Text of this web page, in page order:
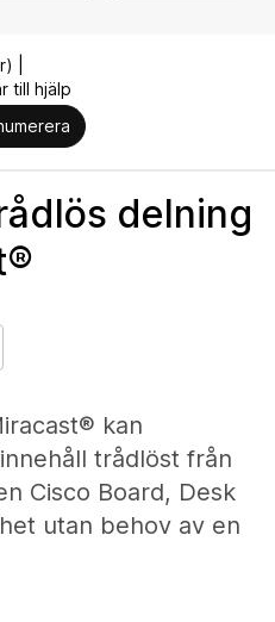
|
till hjälp
delning
kan
trådlöst från
Cisco Board, Desk
utan behov av en